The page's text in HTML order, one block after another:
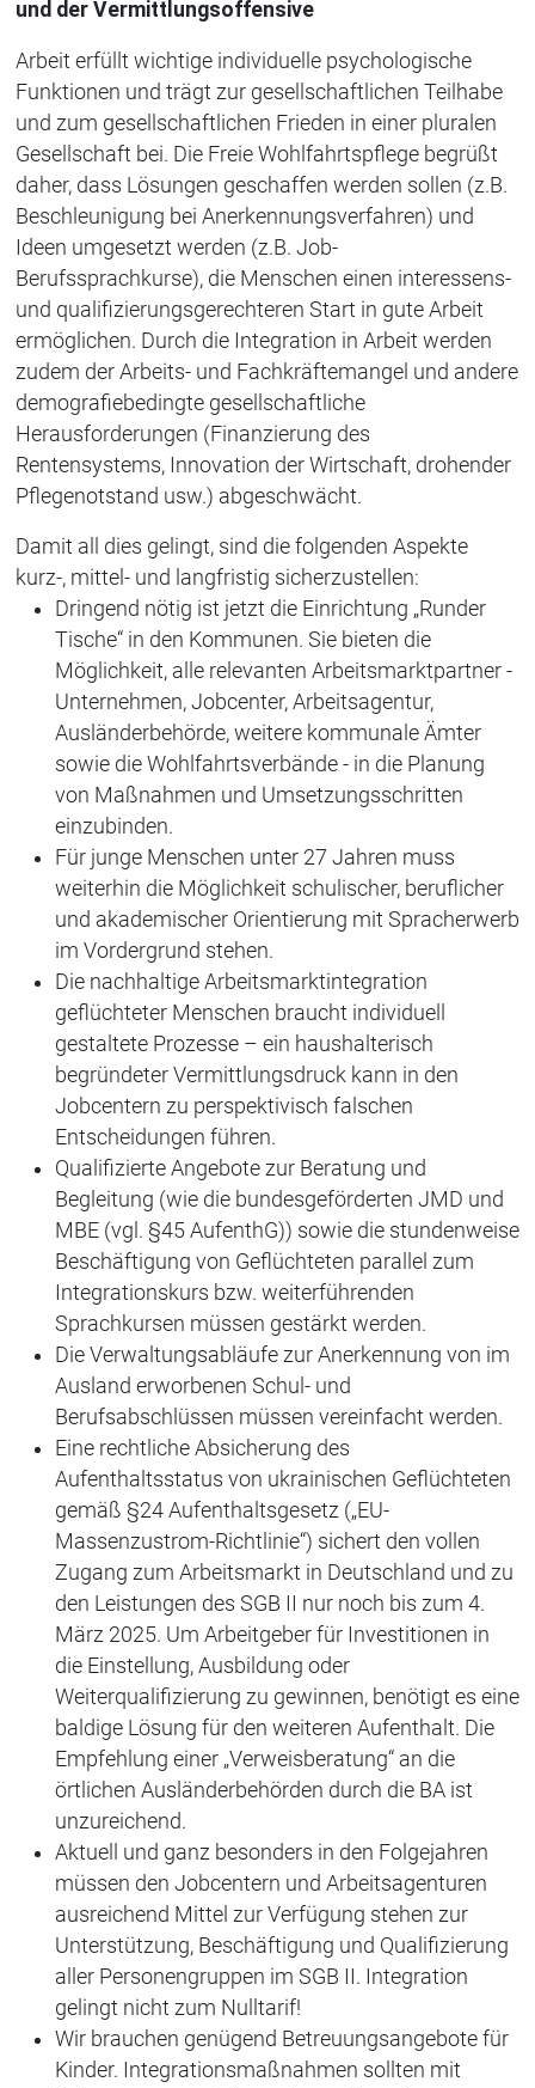
und der Vermittlungsoffensive
Arbeit erfüllt wichtige individuelle psychologische
Funktionen und trägt zur gesellschaftlichen Teilhabe
und zum gesellschaftlichen Frieden in einer pluralen
Gesellschaft bei. Die Freie Wohlfahrtspflege begrüßt
daher, dass Lösungen geschaffen werden sollen (z.B.
Beschleunigung bei Anerkennungsverfahren) und
Ideen umgesetzt werden (z.B. Job-
Berufssprachkurse), die Menschen einen interessens-
und qualifizierungsgerechteren Start in gute Arbeit
ermöglichen. Durch die Integration in Arbeit werden
zudem der Arbeits- und Fachkräftemangel und andere
demografiebedingte gesellschaftliche
Herausforderungen (Finanzierung des
Rentensystems, Innovation der Wirtschaft, drohender
Pflegenotstand usw.) abgeschwächt.
Damit all dies gelingt, sind die folgenden Aspekte
kurz-, mittel- und langfristig sicherzustellen:
Dringend nötig ist jetzt die Einrichtung „Runder
Tische“ in den Kommunen. Sie bieten die
Möglichkeit, alle relevanten Arbeitsmarktpartner -
Unternehmen, Jobcenter, Arbeitsagentur,
Ausländerbehörde, weitere kommunale Ämter
sowie die Wohlfahrtsverbände - in die Planung
von Maßnahmen und Umsetzungsschritten
einzubinden.
Für junge Menschen unter 27 Jahren muss
weiterhin die Möglichkeit schulischer, beruflicher
und akademischer Orientierung mit Spracherwerb
im Vordergrund stehen.
Die nachhaltige Arbeitsmarktintegration
geflüchteter Menschen braucht individuell
gestaltete Prozesse – ein haushalterisch
begründeter Vermittlungsdruck kann in den
Jobcentern zu perspektivisch falschen
Entscheidungen führen.
Qualifizierte Angebote zur Beratung und
Begleitung (wie die bundesgeförderten JMD und
MBE (vgl. §45 AufenthG)) sowie die stundenweise
Beschäftigung von Geflüchteten parallel zum
Integrationskurs bzw. weiterführenden
Sprachkursen müssen gestärkt werden.
Die Verwaltungsabläufe zur Anerkennung von im
Ausland erworbenen Schul- und
Berufsabschlüssen müssen vereinfacht werden.
Eine rechtliche Absicherung des
Aufenthaltsstatus von ukrainischen Geflüchteten
gemäß §24 Aufenthaltsgesetz („EU-
Massenzustrom-Richtlinie“) sichert den vollen
Zugang zum Arbeitsmarkt in Deutschland und zu
den Leistungen des SGB II nur noch bis zum 4.
März 2025. Um Arbeitgeber für Investitionen in
die Einstellung, Ausbildung oder
Weiterqualifizierung zu gewinnen, benötigt es eine
baldige Lösung für den weiteren Aufenthalt. Die
Empfehlung einer „Verweisberatung“ an die
örtlichen Ausländerbehörden durch die BA ist
unzureichend.
Aktuell und ganz besonders in den Folgejahren
müssen den Jobcentern und Arbeitsagenturen
ausreichend Mittel zur Verfügung stehen zur
Unterstützung, Beschäftigung und Qualifizierung
aller Personengruppen im SGB II. Integration
gelingt nicht zum Nulltarif!
Wir brauchen genügend Betreuungsangebote für
Kinder. Integrationsmaßnahmen sollten mit